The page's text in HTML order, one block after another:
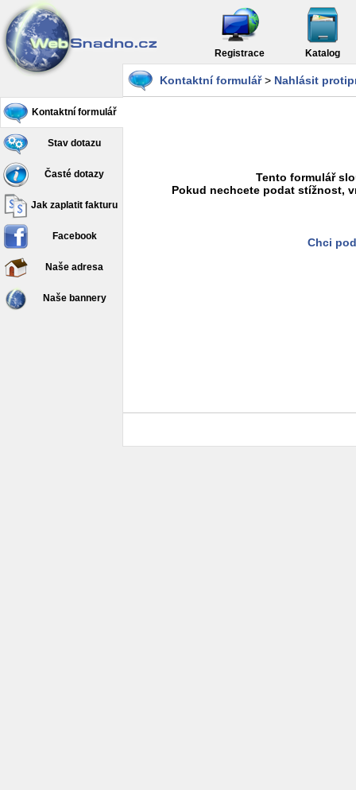
Registrace Katalog
Kontaktní formulář
Stav dotazu
Časté dotazy
Jak zaplatit fakturu
Facebook
Naše adresa
Naše bannery
Kontaktní formulář> Nahlásit
Tento formulář
Pokud nechcete podat stížnost,
Chci